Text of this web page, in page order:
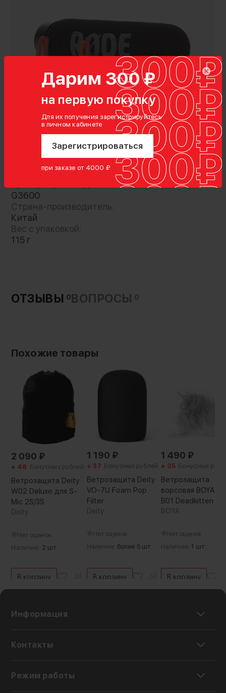
Дарим 300 ₽
на первую покупку
Для их получения зарегистрируйтесь
в личном кабинете
Зарегистрироваться
при заказе от 4000 ₽
Качественная ветрозащита, предназначенная
для микрофона VideoMic GO. Основное
предназначение аксессуара - предохранить
ваше оборудование от воздушных потоков,
значительно ухудшающих качество
записываемого звука. Ветрозащита
Показать полностью
Характеристики
поролон
G3600
Страна-производитель:
Китай
Вес с упаковкой:
115 г
ОТЗЫВЫ 0ВОПРОСЫ 0
Похожие товары
2 090 ₽
+ 48 Бонусных рублей
Ветрозащита Deity
W02 Deluxe для S-
Mic 2S/3S
Deity
Нет оценок
Наличие: 2 шт.
В корзину
1 190 ₽
+ 37 Бонусных рублей
Ветрозащита Deity
VO-7U Foam Pop
Filter
Deity
Нет оценок
Наличие: более 5 шт.
В корзину
1 490 ₽
+ 35 Бонусных
Ветрозащита
ворсовая BOYA
B01 Deadkitten
BOYA
Нет оценок
Наличие: 1 шт.
В корзину
Информация
Контакты
Режим работы